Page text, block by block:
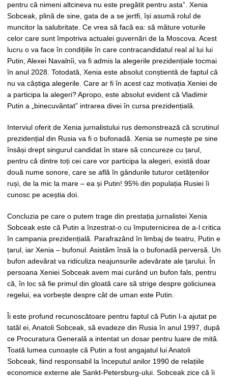
pentru că nimeni altcineva nu este pregătit pentru asta”. Xenia
Sobceak, plină de sine, gata de a se jertfi, își asumă rolul de
muncitor la salubritate. Ce vrea să facă ea: să măture voturile
celor care sunt împotriva actualei guvernări de la Moscova. Acest
lucru o va face în condițiile în care contracandidatul real al lui lui
Putin, Alexei Navalnîi, va fi admis la alegerile prezidențiale tocmai
în anul 2028. Totodată, Xenia este absolut conștientă de faptul că
nu va câștiga alegerile. Care ar fi în acest caz motivația Xeniei de
a participa la alegeri? Apropo, este absolut evident că Vladimir
Putin a „binecuvântat” intrarea divei în cursa prezidențială.
Interviul oferit de Xenia jurnalistului rus demonstrează că scrutinul
prezidențial din Rusia va fi o bufonadă. Xenia se numește pe sine
însăși drept singurul candidat în stare să concureze cu țarul,
pentru că dintre toți cei care vor participa la alegeri, există doar
două nume sonore, care se află în gândurile tuturor cetățenilor
ruși, de la mic la mare – ea și Putin! 95% din populația Rusiei îi
cunosc pe aceștia doi.
Concluzia pe care o putem trage din prestația jurnalistei Xenia
Sobceak este că Putin a înzestrat-o cu împuternicirea de a-l critica
în campania prezidențială. Parafrazând în limbaj de teatru, Putin e
țarul, iar Xenia – bufonul. Asistăm însă la o bufonadă perversă. Un
bufon adevărat va ridiculiza neajunsurile adevărate ale țarului. În
persoana Xeniei Sobceak avem mai curând un bufon fals, pentru
că, în loc să fie primul din gloată care să strige despre goliciunea
regelui, ea vorbește despre cât de uman este Putin.
Îi este profund recunoscătoare pentru faptul că Putin l-a ajutat pe
tatăl ei, Anatoli Sobceak, să evadeze din Rusia în anul 1997, după
ce Procuratura Generală a intentat un dosar pentru luare de mită.
Toată lumea cunoaște că Putin a fost angajatul lui Anatoli
Sobceak, fiind responsabil la începutul anilor 1990 de relațiile
economice externe ale Sankt-Petersburg-ului. Sobceak zice că îi